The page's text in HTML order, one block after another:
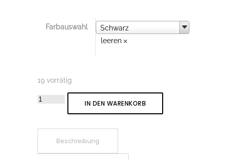
Farbauswahl Schwarz
Farbauswahl
leeren
19 vorrätig
Rub-
Ho
IN DEN WARENKORB
Beschreibung